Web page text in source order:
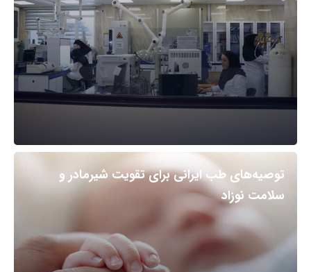
توصیه‌های طب ایرانی برای تقویت شیرمادر و
سلامت نوزاد